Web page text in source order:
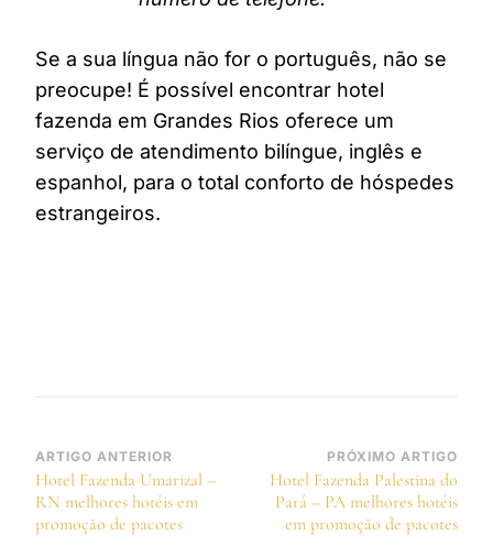
Se a sua língua não for o português, não se
preocupe! É possível encontrar hotel
fazenda em Grandes Rios oferece um
serviço de atendimento bilíngue, inglês e
espanhol, para o total conforto de hóspedes
estrangeiros.
Navegação
de
post
ARTIGO ANTERIOR
Hotel Fazenda Umarizal –
RN melhores hotéis em
promoção de pacotes
PRÓXIMO ARTIGO
Hotel Fazenda Palestina do
Pará – PA melhores hotéis
em promoção de pacotes